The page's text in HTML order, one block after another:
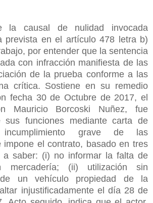
la causal de nulidad invocada
prevista en el artículo 478 letra b)
por entender que la sentencia
con infracción manifiesta de las
de la prueba conforme a las
crítica. Sostiene en su remedio
fecha 30 de Octubre de 2017, el
Mauricio Borcoski Nuñez, fue
sus funciones mediante carta de
grave de las
impone el contrato, basado en tres
a saber: (i) no informar la falta de
mercadería; (ii) utilización sin
de un vehículo propiedad de la
injustificadamente el día 28 de